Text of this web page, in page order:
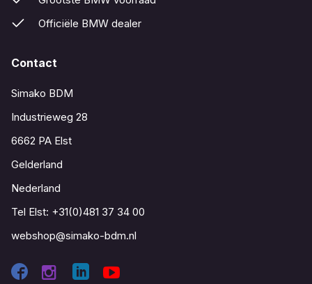
Officiële BMW dealer
Contact
Simako BDM
Industrieweg 28
6662 PA Elst
Gelderland
Nederland
Tel Elst: +31(0)481 37 34 00
webshop@simako-bdm.nl